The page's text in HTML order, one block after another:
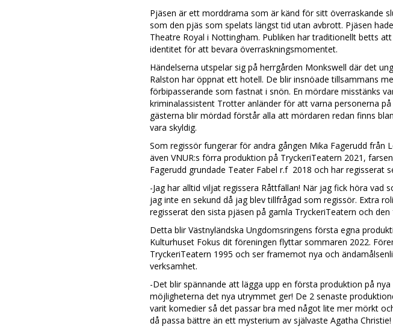
Pjäsen är ett morddrama som är känd för sitt överraskande
som den pjäs som spelats längst tid utan avbrott. Pjäsen
Theatre Royal i Nottingham. Publiken har traditionellt betts
identitet för att bevara överraskningsmomentet.
Händelserna utspelar sig på herrgården Monkswell där det
Ralston har öppnat ett hotell. De blir insnöade tillsammans
förbipasserande som fastnat i snön. En mördare misstänks
kriminalassistent Trotter anländer för att varna personerna
gästerna blir mördad förstår alla att mördaren redan finns
vara skyldig.
Som regissör fungerar för andra gången Mika Fagerudd från
även VNUR:s förra produktion på TryckeriTeatern 2021,
Fagerudd grundade Teater Fabel r.f 2018 och har regisserat
-Jag har alltid viljat regissera Råttfällan! När jag fick höra vad
jag inte en sekund då jag blev tillfrågad som regissör. Extra
regisserat den sista pjäsen på gamla TryckeriTeatern och den
Detta blir Västnyländska Ungdomsringens första egna
Kulturhuset Fokus dit föreningen flyttar sommaren 2022.
TryckeriTeatern 1995 och ser framemot nya och
verksamhet.
-Det blir spännande att lägga upp en första produktion på
möjligheterna det nya utrymmet ger! De 2 senaste
varit komedier så det passar bra med något lite mer mörkt
då passa bättre än ett mysterium av självaste Agatha